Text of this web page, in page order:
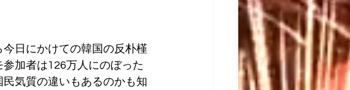
日にかけての韓国の反朴槿
加者は126万人にのぼった
民気質の違いもあるのかも知